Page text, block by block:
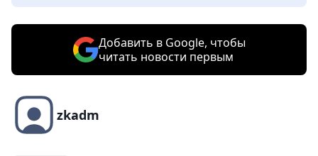
Добавить в Google, чтобы
читать новости первым
zkadm